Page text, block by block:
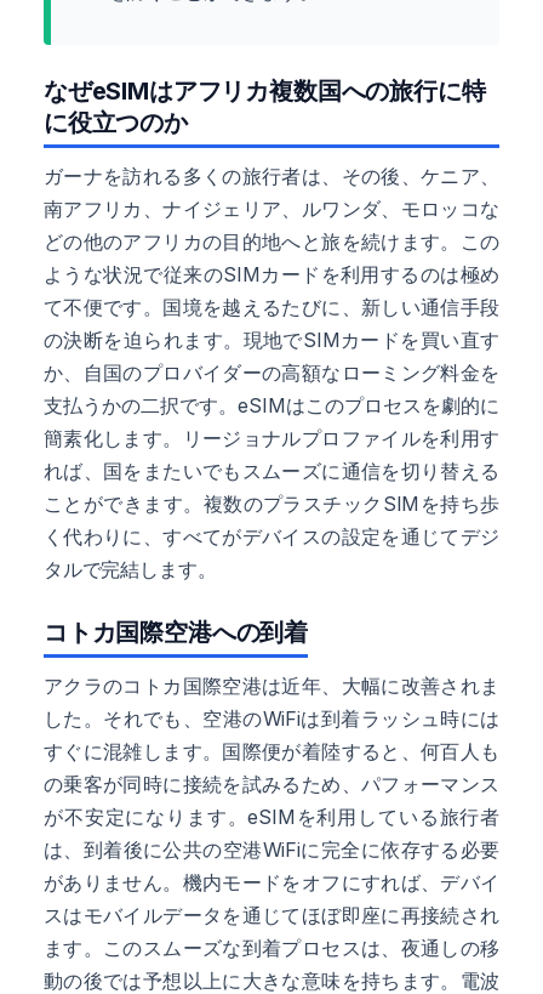
なぜeSIMはアフリカ複数国への旅行に特
に役立つのか
ガーナを訪れる多くの旅行者は、その後、ケニア、
南アフリカ、ナイジェリア、ルワンダ、モロッコな
どの他のアフリカの目的地へと旅を続けます。この
ような状況で従来のSIMカードを利用するのは極め
て不便です。国境を越えるたびに、新しい通信手段
の決断を迫られます。現地でSIMカードを買い直す
か、自国のプロバイダーの高額なローミング料金を
支払うかの二択です。eSIMはこのプロセスを劇的に
簡素化します。リージョナルプロファイルを利用す
れば、国をまたいでもスムーズに通信を切り替える
ことができます。複数のプラスチックSIMを持ち歩
く代わりに、すべてがデバイスの設定を通じてデジ
タルで完結します。
コトカ国際空港への到着
アクラのコトカ国際空港は近年、大幅に改善されま
した。それでも、空港のWiFiは到着ラッシュ時には
すぐに混雑します。国際便が着陸すると、何百人も
の乗客が同時に接続を試みるため、パフォーマンス
が不安定になります。eSIMを利用している旅行者
は、到着後に公共の空港WiFiに完全に依存する必要
がありません。機内モードをオフにすれば、デバイ
スはモバイルデータを通じてほぼ即座に再接続され
ます。このスムーズな到着プロセスは、夜通しの移
動の後では予想以上に大きな意味を持ちます。電波